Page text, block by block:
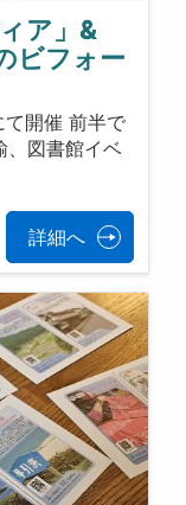
ア」&
ビフォー
開催 前半で
、図書館イベ
詳細へ